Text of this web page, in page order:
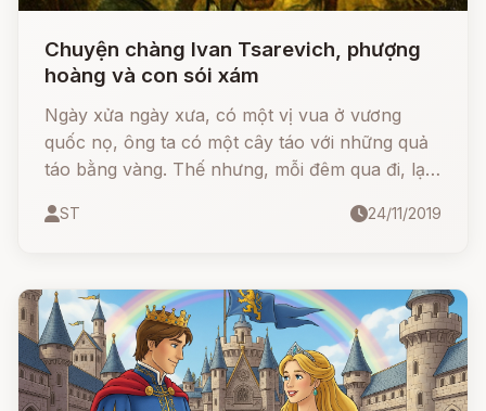
Chuyện chàng Ivan Tsarevich, phượng
hoàng và con sói xám
Ngày xửa ngày xưa, có một vị vua ở vương
quốc nọ, ông ta có một cây táo với những quả
táo bằng vàng. Thế nhưng, mỗi đêm qua đi, lại
ST 24/11/2019